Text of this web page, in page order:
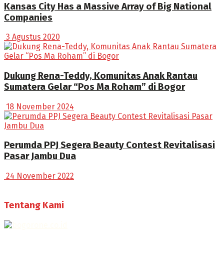
Kansas City Has a Massive Array of Big National
Companies
3 Agustus 2020
Dukung Rena-Teddy, Komunitas Anak Rantau
Sumatera Gelar “Pos Ma Roham” di Bogor
18 November 2024
Perumda PPJ Segera Beauty Contest Revitalisasi
Pasar Jambu Dua
24 November 2022
Tentang Kami